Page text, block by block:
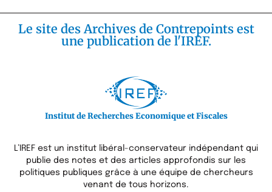
Le site des Archives de Contrepoints est
une publication de l'IREF.
Institut de Recherches Economique et Fiscales
L’IREF est un institut libéral-conservateur indépendant qui
publie des notes et des articles approfondis sur les
politiques publiques grâce à une équipe de chercheurs
venant de tous horizons.